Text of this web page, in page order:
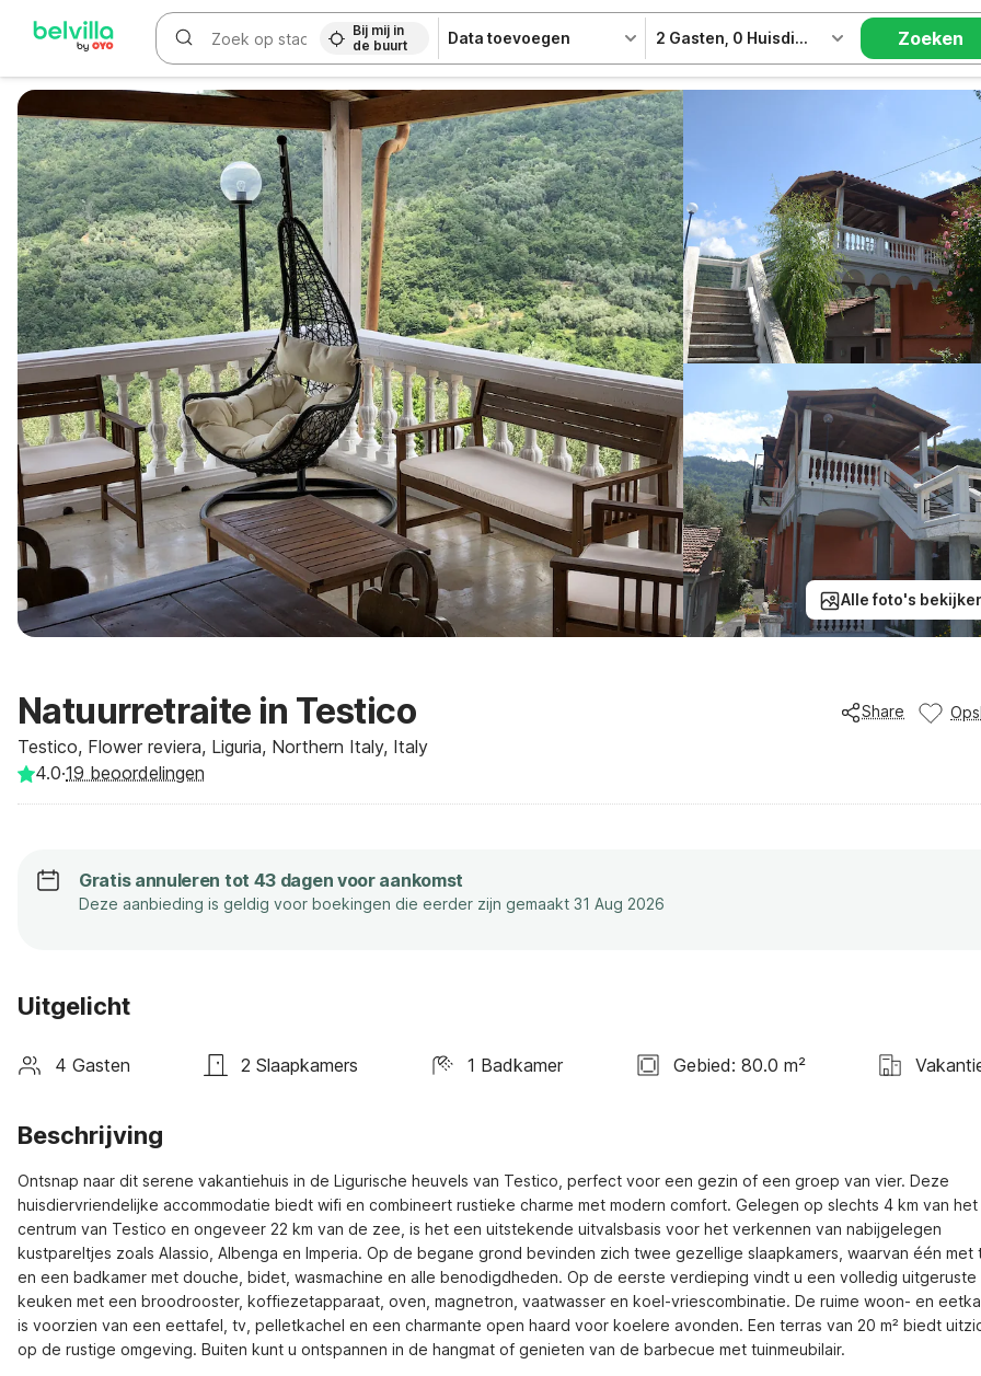
Bij mij in
de buurt
Data toevoegen 2 Gasten 0 Huisdieren Zoeken
Alle foto's
Natuurretraite in Testico
Testico, Flower reviera, Liguria, Northern Italy, Italy
Share
4.0·19 beoordelingen
Gratis annuleren tot 43 dagen voor aankomst
Deze aanbieding is geldig voor boekingen die eerder zijn gemaakt 31 Aug 2026
Uitgelicht
4 Gasten 2 Slaapkamers 1 Badkamer Gebied: 80.0 m²
Beschrijving
Ontsnap naar dit serene vakantiehuis in de Ligurische heuvels van Testico, perfect voor een gezin of een groep van vier. Deze
huisdiervriendelijke accommodatie biedt wifi en combineert rustieke charme met modern comfort. Gelegen op slechts 4 km van het
centrum van Testico en ongeveer 22 km van de zee, is het een uitstekende uitvalsbasis voor het verkennen van nabijgelegen
kustpareltjes zoals Alassio, Albenga en Imperia. Op de begane grond bevinden zich twee gezellige slaapkamers, waarvan één met
en een badkamer met douche, bidet, wasmachine en alle benodigdheden. Op de eerste verdieping vindt u een volledig uitgeruste
keuken met een broodrooster, koffiezetapparaat, oven, magnetron, vaatwasser en koel-vriescombinatie. De ruime woon- en
is voorzien van een eettafel, tv, pelletkachel en een charmante open haard voor koelere avonden. Een terras van 20 m² biedt
op de rustige omgeving. Buiten kunt u ontspannen in de hangmat of genieten van de barbecue met tuinmeubilair.